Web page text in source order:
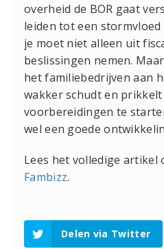
overheid de BOR gaat
leiden tot een
je moet niet alleen uit
beslissingen nemen.
het familiebedrijven aan
wakker schudt en
voorbereidingen te
wel een goede
Lees het volledige artikel
Fambizz.
Delen via Twitter